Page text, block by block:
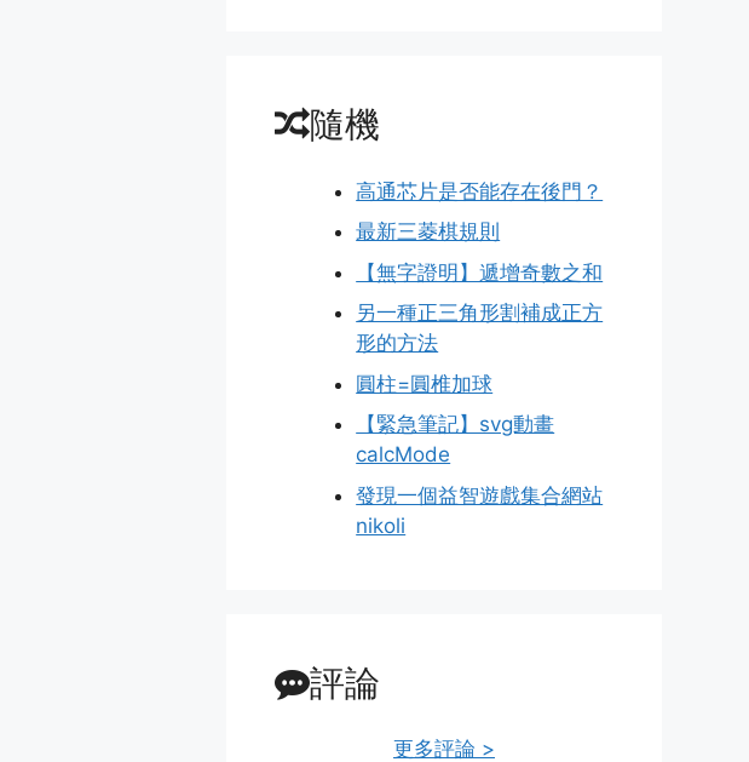
隨機
高通芯片是否能存在後門？
最新三菱棋規則
【無字證明】遞增奇數之和
另一種正三角形割補成正方
形的方法
圓柱=圓椎加球
【緊急筆記】svg動畫
calcMode
發現一個益智遊戲集合網站
nikoli
評論
更多評論 >